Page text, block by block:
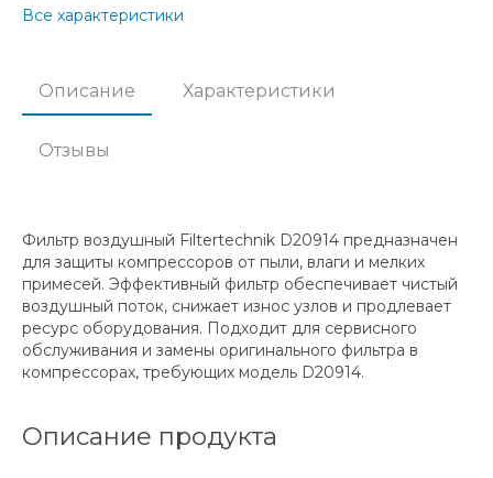
Все характеристики
Описание Характеристики
Отзывы
Фильтр воздушный Filtertechnik D20914 предназначен
для защиты компрессоров от пыли, влаги и мелких
примесей. Эффективный фильтр обеспечивает чистый
воздушный поток, снижает износ узлов и продлевает
ресурс оборудования. Подходит для сервисного
обслуживания и замены оригинального фильтра в
компрессорах, требующих модель D20914.
Описание продукта